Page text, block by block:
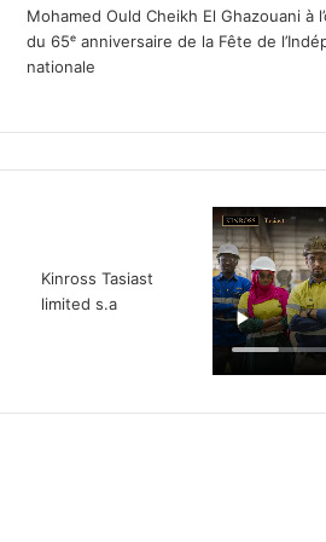
Mohamed Ould Cheikh El Ghazouani à
du 65ᵉ anniversaire de la Fête de
nationale
Kinross Tasiast
limited s.a